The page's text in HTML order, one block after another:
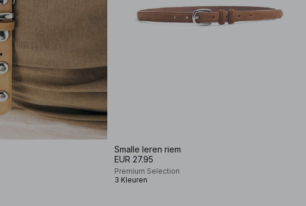
Smalle leren riem
EUR 27.95
Premium Selection
3 Kleuren